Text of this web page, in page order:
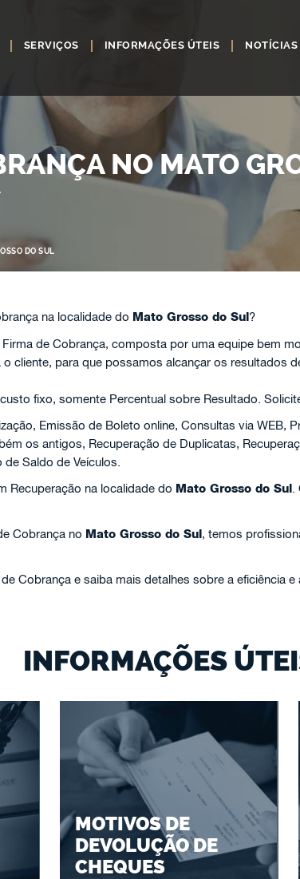
SERVIÇOS INFORMAÇÕES ÚTEIS NOTÍCIAS
NO MATO
DO SUL
na localidade do Mato Grosso do Sul?
de Cobrança, composta por uma equipe bem
cliente, para que possamos alcançar os resultados
fixo, somente Percentual sobre Resultado.
Emissão de Boleto online, Consultas via WEB,
os antigos, Recuperação de Duplicatas,
Saldo de Veículos.
Recuperação na localidade do Mato Grosso do Sul.
Cobrança no Mato Grosso do Sul, temos
Cobrança e saiba mais detalhes sobre a eficiência
INFORMAÇÕES
MOTIVOS DE
DEVOLUÇÃO DE
CHEQUES